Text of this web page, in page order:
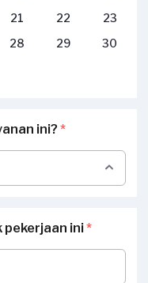
21 22
23
28 29
30
ini? *
ini*